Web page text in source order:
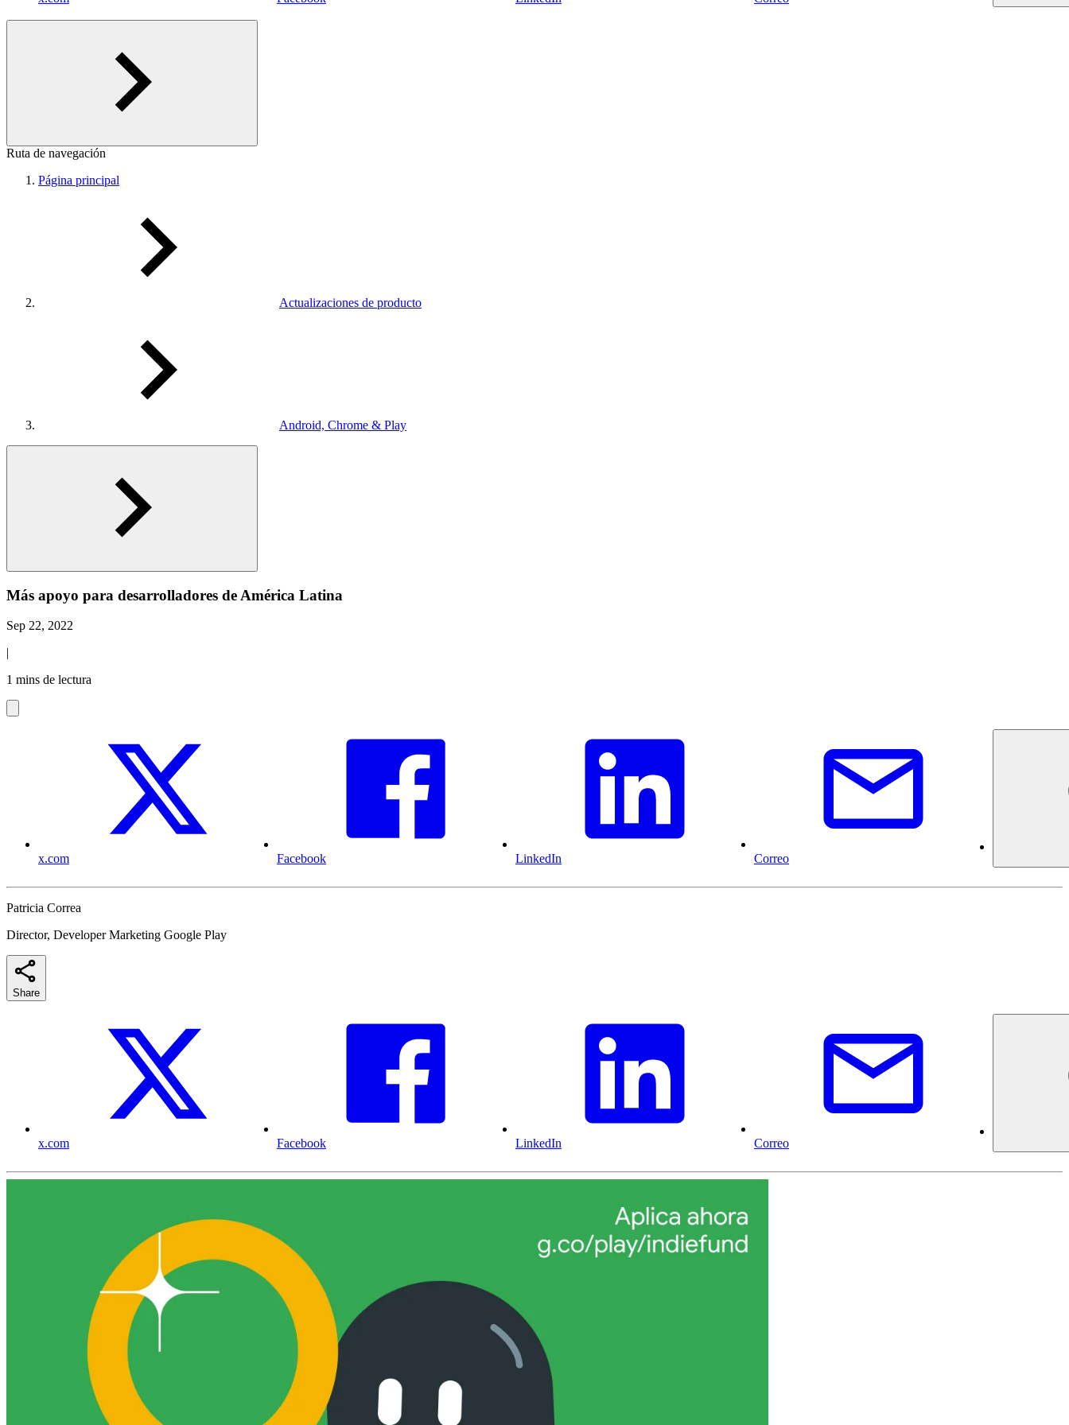
Ruta de navegación
Página principal
Actualizaciones de producto
Android, Chrome & Play
Más apoyo para desarrolladores de América Latina
Sep 22, 2022
|
1 mins de lectura
x.com Facebook LinkedIn Correo
Patricia Correa
Director, Developer Marketing Google Play
Share
x.com Facebook LinkedIn Correo